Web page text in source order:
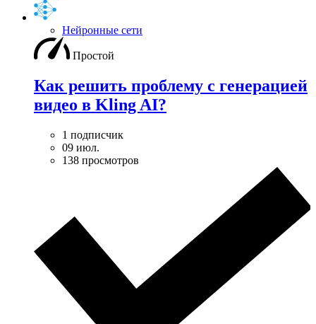
Нейронные сети
Простой
Как решить проблему с генерацией
видео в Kling AI?
1 подписчик
09 июл.
138 просмотров